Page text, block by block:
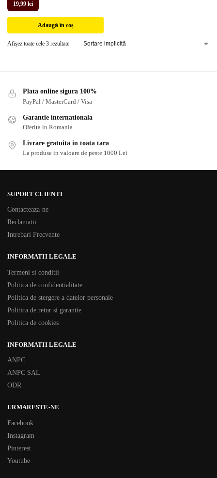
19,99 lei
Adaugă în coș
Afișez toate cele 3 rezultate
Plata online sigura 100%
PayPal / MasterCard / Visa
Garantie internationala
Oferita in Romania
Livrare gratuita in toata tara
La produse in valoare de peste 1000 Lei
SUPORT CLIENTI
Contacteaza-ne
Reclamatii
Intrebari Frecvente
INFORMATII LEGALE
Termeni si conditii
Politica de confidentialitate
Politica de stergere a datelor personale
Politica de retur si garantie
Politica de cookies
INFORMATII LEGALE
ANPC
ANPC SAL
ODR
URMARESTE-NE
Facebook
Instagram
Pinterest
Youtube